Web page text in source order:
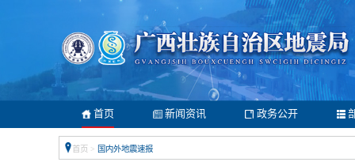
首页 新闻资讯 政务公开
首页 > 国内外地震速报